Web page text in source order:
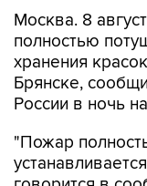
хранения
Брянске,
России в ночь
"Пожар
говорится в